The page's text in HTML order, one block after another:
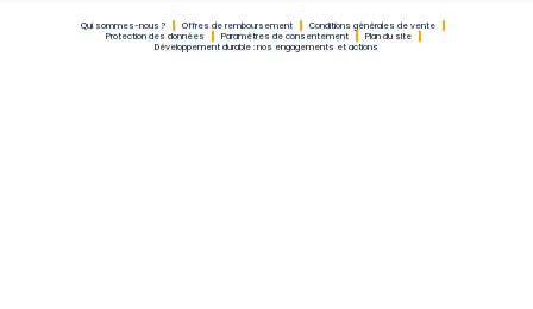
Qui sommes-nous ? Offres de remboursement
Conditions générales de vente
Protection des données
Paramètres de consentement
Plan du site
Développement durable : nos engagements et actions